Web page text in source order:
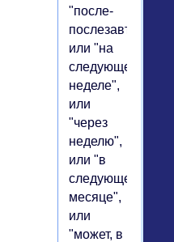
"после-
послезавтра",
или "на
следующей
неделе",
или
"через
неделю",
или "в
следующем
месяце",
или
"может, в